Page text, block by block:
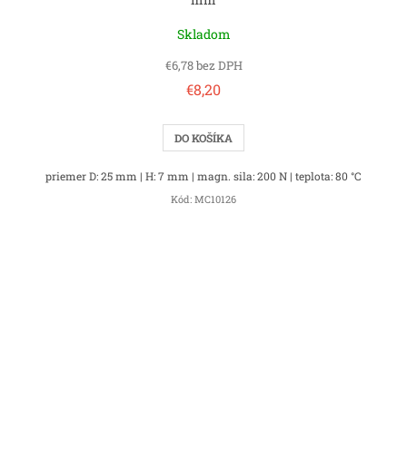
Skladom
€6,78 bez DPH
€8,20
DO KOŠÍKA
priemer D: 25 mm | H: 7 mm | magn. sila: 200 N | teplota: 80 °C
Kód: MC10126